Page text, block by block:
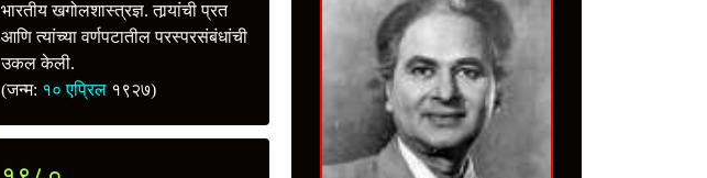
भारतीय खगोलशास्त्रज्ञ. तार्‍यांची प्रत
आणि त्यांच्या वर्णपटातील परस्परसंबंधांची
उकल केली.
(जन्म: १० एप्रिल १९२७)